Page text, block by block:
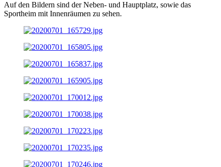
Auf den Bildern sind der Neben- und Hauptplatz, sowie das
Sportheim mit Innenräumen zu sehen.